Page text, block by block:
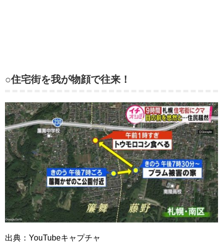
○住宅街を我が物顔で往来！
出典：YouTubeキャプチャ